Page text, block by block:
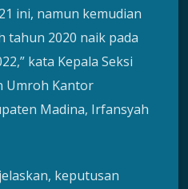
ini, namun kemudian
tahun 2020 naik pada
kata Kepala Seksi
Umroh Kantor
Madina, Irfansyah
keputusan